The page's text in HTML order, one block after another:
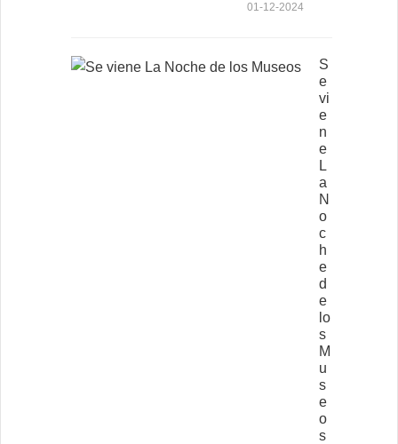
01-12-2024
S
e
vi
e
n
e
L
a
N
o
c
h
e
d
e
lo
s
M
u
s
e
o
s